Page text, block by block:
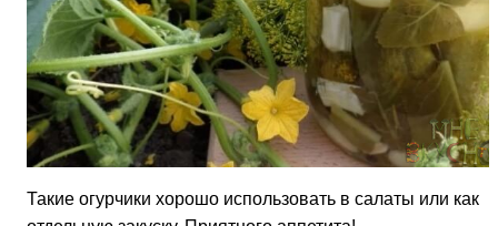
Такие огурчики хорошо использовать в салаты или как